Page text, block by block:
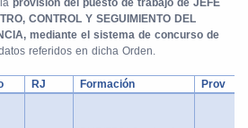
provisión del puesto de trabajo de JEFE
CONTROL Y SEGUIMIENTO DEL
mediante el sistema de concurso de
referidos en dicha Orden.
RJ Formación
Prov